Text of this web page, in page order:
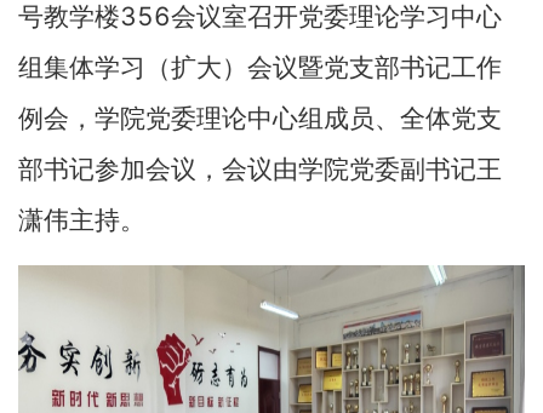
号教学楼356会议室召开党委理论学习中心
组集体学习（扩大）会议暨党支部书记工作
例会，学院党委理论中心组成员、全体党支
部书记参加会议，会议由学院党委副书记王
潇伟主持。